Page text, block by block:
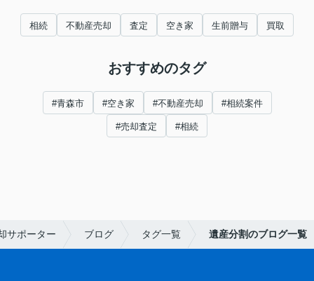
相続 不動産売却 査定 空き家 生前贈与 買取
おすすめのタグ
#青森市 #空き家 #不動産売却 #相続案件
#売却査定 #相続
サポーター ブログ タグ一覧 遺産分割のブログ一覧